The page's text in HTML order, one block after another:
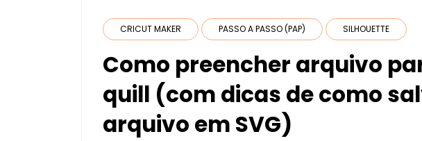
CRICUT MAKER PASSO A PASSO (PAP) SILHOUETTE
Como preencher arquivo
quill (com dicas de como
arquivo em SVG)